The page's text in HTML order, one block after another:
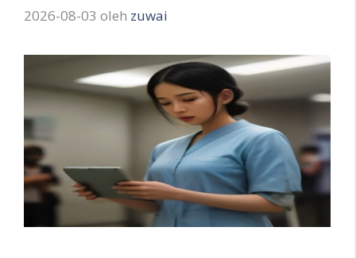
2026-08-03 oleh zuwai